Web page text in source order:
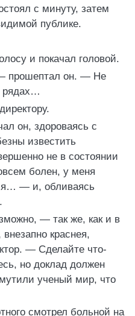
с минуту, затем
публике.
и покачал головой.
прошептал он. — Не
рядах…
он, здороваясь с
известить
не в состоянии
болен, у меня
я… — и, обливаясь
— так же, как и в
краснея,
— Сделайте что-
но доклад должен
ученый мир, что
смотрел больной на